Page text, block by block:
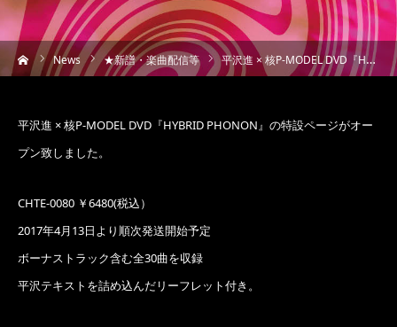
ム News ★新譜・楽曲配信等 平沢進 × 核P-MODEL DVD『HYBRID PHONON』特設ページオープン＆ご予約開始！
平沢進 × 核P-MODEL DVD『HYBRID PHONON』の特設ページがオー
プン致しました。
CHTE-0080 ￥6480(税込）
2017年4月13日より順次発送開始予定
ボーナストラック含む全30曲を収録
平沢テキストを詰め込んだリーフレット付き。